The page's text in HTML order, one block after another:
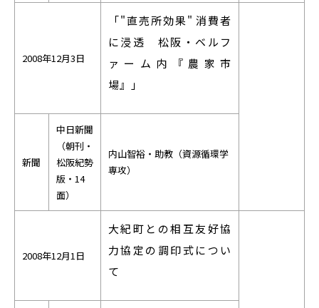
SOCIAL
社会連携
CAMPUS LIFE
大学生活
附属教育研究施設
FACULTY
教員一覧
イベントカレンダー
2008年12月3日
「"直売所効果" 消費者
に浸透 松阪・ベルフ
ァーム内『農家市
場』」
新聞
中日新聞
（朝刊・
松阪紀勢
版・14
面）
内山智裕・助教（資源循環学
専攻）
2008年12月1日
大紀町との相互友好協
力協定の調印式につい
て